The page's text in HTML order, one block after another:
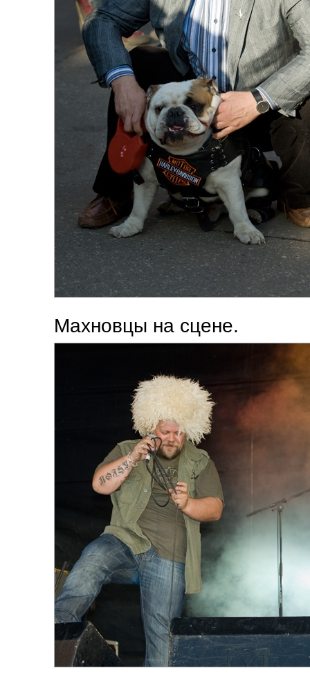
Махновцы на сцене.